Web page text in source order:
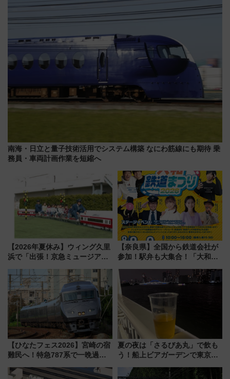
島とは異なる魅力を持つ今夏の
注目スポット
ー！ 注目の編成やデザインまと
め
南海・日立と量子技術活用でシステム構築 なにわ筋線にも期待 乗
務員・車両計画作業を短縮へ
【2026年夏休み】ウィング久里
浜で「出張！京急ミュージア
ラリーや子ども制服撮影も
【奈良県】全国から鉄道会社が
参加！駅弁も大集合！「大和鉄
に開催決定
【ひなたフェス2026】宮崎の宿
難民へ！特急787系で一晩過ご
ローおひさま」が救世主に？
夏の夜は「さるびあ丸」で飲も
う！船上ビアガーデンで東京湾
杯……工場直送生ビールや島グ